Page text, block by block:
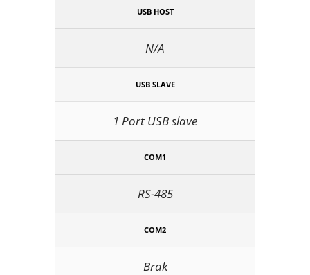
USB HOST
N/A
USB SLAVE
1 Port USB slave
COM1
RS-485
COM2
Brak